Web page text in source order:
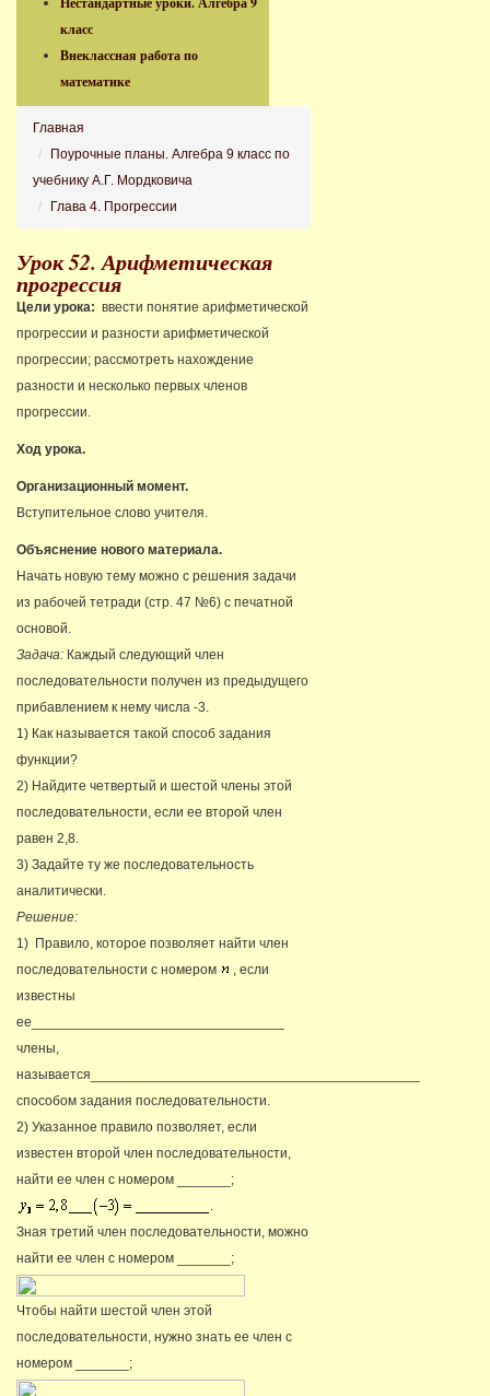
класс
Внеклассная работа по
математике
Главная
Поурочные планы. Алгебра 9 класс по
учебнику А.Г. Мордковича
Глава 4. Прогрессии
Урок 52. Арифметическая
прогрессия
Цели урока: ввести понятие арифметической
прогрессии и разности арифметической
прогрессии; рассмотреть нахождение
разности и несколько первых членов
прогрессии.
Ход урока.
Организационный момент.
Вступительное слово учителя.
Объяснение нового материала.
Начать новую тему можно с решения задачи
из рабочей тетради (стр. 47 №6) с печатной
основой.
Задача: Каждый следующий член
последовательности получен из предыдущего
прибавлением к нему числа -3.
1) Как называется такой способ задания
функции?
2) Найдите четвертый и шестой члены этой
последовательности, если ее второй член
равен 2,8.
3) Задайте ту же последовательность
аналитически.
Решение:
1) Правило, которое позволяет найти член
последовательности с номером
, если
известны
ее_________________________________
члены,
называется___________________________________________
способом задания последовательности.
2) Указанное правило позволяет, если
известен второй член последовательности,
найти ее член с номером _______;
Зная третий член последовательности, можно
найти ее член с номером _______;
Чтобы найти шестой член этой
последовательности, нужно знать ее член с
номером _______;